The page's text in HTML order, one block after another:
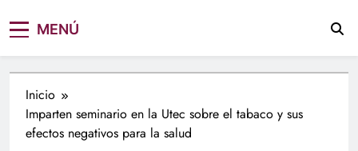
MENÚ
Inicio
Imparten seminario en la Utec sobre el tabaco y sus
efectos negativos para la salud